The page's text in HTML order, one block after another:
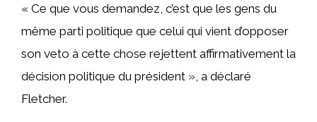
« Ce que vous demandez, c’est que les gens du
même parti politique que celui qui vient d’opposer
son veto à cette chose rejettent affirmativement la
décision politique du président », a déclaré
Fletcher.